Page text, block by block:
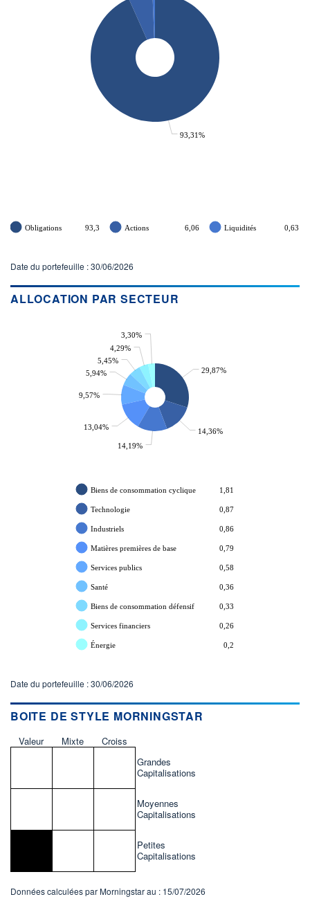
93,31%
Obligations 93,3 Actions 6,06 Liquidités 0,63
Date du portefeuille : 30/06/2026
ALLOCATION PAR SECTEUR
29,87%
14,36%
14,19%
13,04%
9,57%
5,94%
5,45%
4,29%
3,30%
Biens de consommation cyclique 1,81
Technologie 0,87
Industriels 0,86
Matières premières de base 0,79
Services publics 0,58
Santé 0,36
Biens de consommation défensif 0,33
Services financiers 0,26
Énergie 0,2
Date du portefeuille : 30/06/2026
BOITE DE STYLE MORNINGSTAR
Valeur Mixte
Croiss
Grandes
Capitalisations
Moyennes
Capitalisations
Petites
Capitalisations
Données calculées par Morningstar au : 15/07/2026